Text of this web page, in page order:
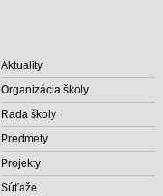
Aktuality
Organizácia školy
Rada školy
Predmety
Projekty
Súťaže